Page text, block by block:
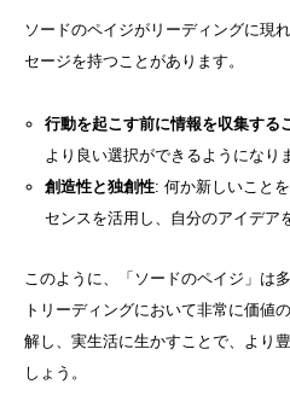
ソードのペイジがリーディングに現
セージを持つことがあります。
行動を起こす前に情報を収集する
より良い選択ができるようになり
創造性と独創性: 何か新しいこと
センスを活用し、自分のアイデア
このように、「ソードのペイジ」は
トリーディングにおいて非常に価値
解し、実生活に生かすことで、より
しょう。